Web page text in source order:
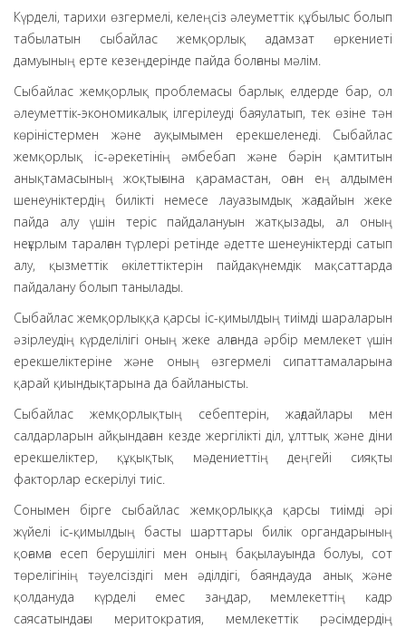
Күрделі, тарихи өзгермелі, келеңсіз әлеуметтік құбылыс болып
табылатын сыбайлас жемқорлық адамзат өркениеті
дамуының ерте кезеңдерінде пайда болғаны мәлім.
Сыбайлас жемқорлық проблемасы барлық елдерде бар, ол
әлеуметтік-экономикалық ілгерілеуді баяулатып, тек өзіне тән
көріністермен және ауқымымен ерекшеленеді. Сыбайлас
жемқорлық іс-әрекетінің әмбебап және бәрін қамтитын
анықтамасының жоқтығына қарамастан, оған ең алдымен
шенеуніктердің билікті немесе лауазымдық жағдайын жеке
пайда алу үшін теріс пайдалануын жатқызады, ал оның
неғұрлым таралған түрлері ретінде әдетте шенеуніктерді сатып
алу, қызметтік өкілеттіктерін пайдакүнемдік мақсаттарда
пайдалану болып танылады.
Сыбайлас жемқорлыққа қарсы іс-қимылдың тиімді шараларын
әзірлеудің күрделілігі оның жеке алғанда әрбір мемлекет үшін
ерекшеліктеріне және оның өзгермелі сипаттамаларына
қарай қиындықтарына да байланысты.
Сыбайлас жемқорлықтың себептерін, жағдайлары мен
салдарларын айқындаған кезде жергілікті діл, ұлттық және діни
ерекшеліктер, құқықтық мәдениеттің деңгейі сияқты
факторлар ескерілуі тиіс.
Сонымен бірге сыбайлас жемқорлыққа қарсы тиімді әрі
жүйелі іс-қимылдың басты шарттары билік органдарының
қоғамға есеп берушілігі мен оның бақылауында болуы, сот
төрелігінің тәуелсіздігі мен әділдігі, баяндауда анық және
қолдануда күрделі емес заңдар, мемлекеттің кадр
саясатындағы меритократия, мемлекеттік рәсімдердің